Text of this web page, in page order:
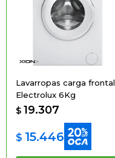
Lavarropas carga frontal
Electrolux 6Kg
$ 19.307
$ 15.446